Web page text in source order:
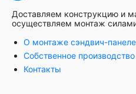
Доставляем конструкцию и
осуществляем монтаж
О монтаже сэндвич-
Собственное производство
Контакты